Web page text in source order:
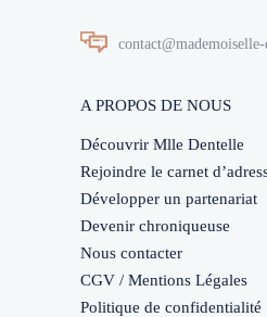
A PROPOS DE NOUS
Découvrir Mlle Dentelle
Rejoindre le carnet
Développer un partenariat
Devenir chroniqueuse
Nous contacter
CGV / Mentions Légales
Politique de confidentialité